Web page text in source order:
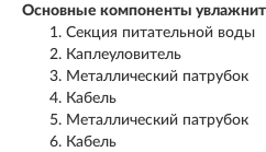
Основные компоненты
Секция питательной воды
Каплеуловитель
Металлический патрубок
Кабель
Металлический патрубок
Кабель